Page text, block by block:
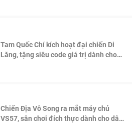
Tam Quốc Chí kích hoạt đại chiến Di
Lăng, tặng siêu code giá trị dành cho
Chiến Địa Vô Song ra mắt máy chủ
VS57, sân chơi đích thực dành cho dân